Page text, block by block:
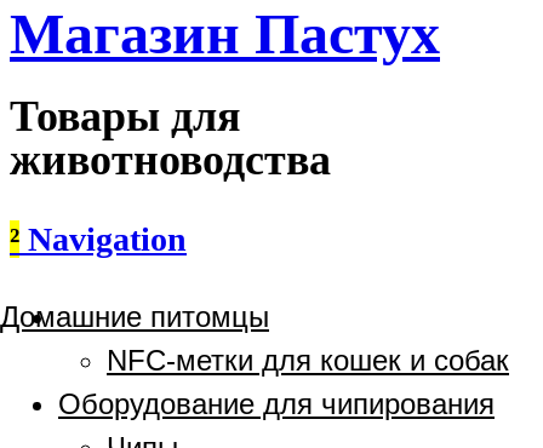
Магазин Пастух
Товары для
животноводства
² Navigation
Домашние питомцы
NFC-метки для кошек и собак
Оборудование для чипирования